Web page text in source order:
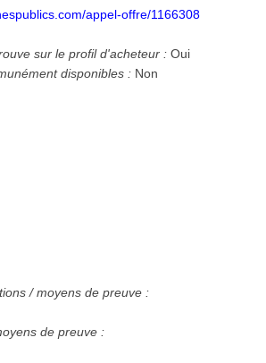
appel-offre/1166308
sur le profil d'acheteur : Oui
disponibles : Non
/ moyens de preuve :
de preuve :